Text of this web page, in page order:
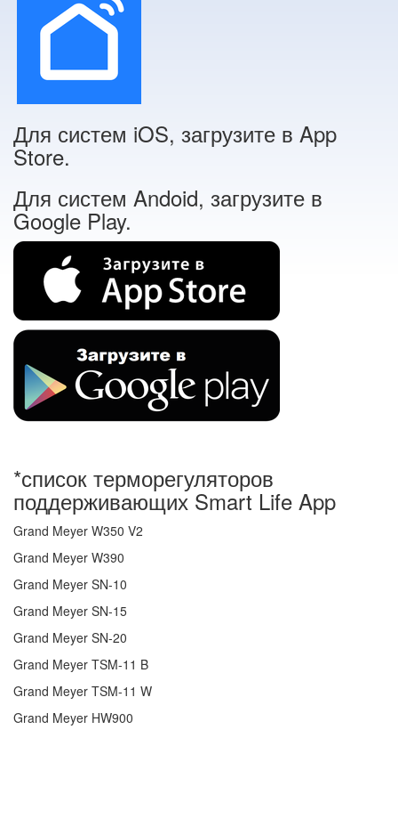
Для систем iOS, загрузите в App
Store.
Для систем Andoid, загрузите в
Google Play.
*список терморегуляторов
поддерживающих Smart Life App
Grand Meyer W350 V2
Grand Meyer W390
Grand Meyer SN-10
Grand Meyer SN-15
Grand Meyer SN-20
Grand Meyer TSM-11 B
Grand Meyer TSM-11 W
Grand Meyer HW900